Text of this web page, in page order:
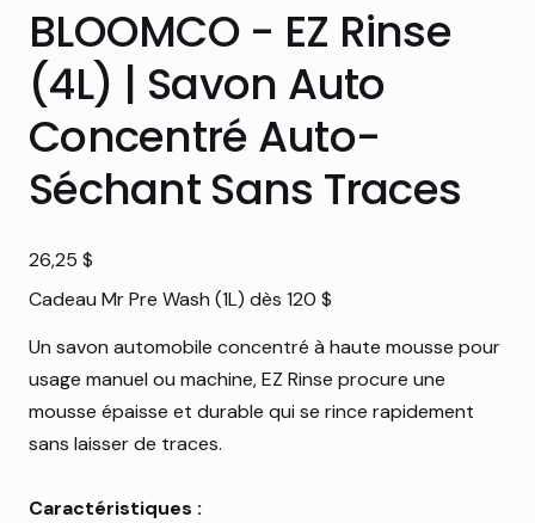
BLOOMCO - EZ Rinse
(4L) | Savon Auto
Concentré Auto-
Séchant Sans Traces
Prix
26,25 $
Cadeau Mr Pre Wash (1L) dès 120 $
Un savon automobile concentré à haute mousse pour
usage manuel ou machine, EZ Rinse procure une
mousse épaisse et durable qui se rince rapidement
sans laisser de traces.
Caractéristiques :